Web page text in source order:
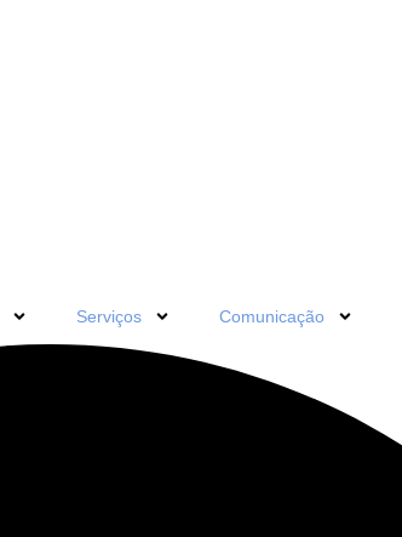
Serviços Comunicação